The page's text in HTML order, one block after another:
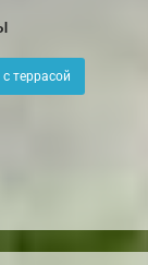
террасой